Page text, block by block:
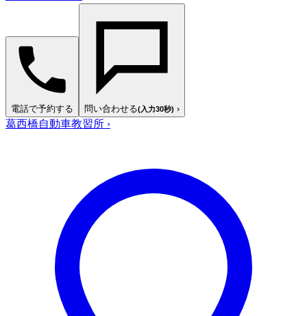
電話で予約する 問い合わせる(入力30秒) ›
葛西橋自動車教習所 ›